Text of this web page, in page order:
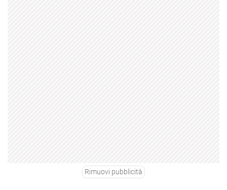
Rimuovi pubblicità